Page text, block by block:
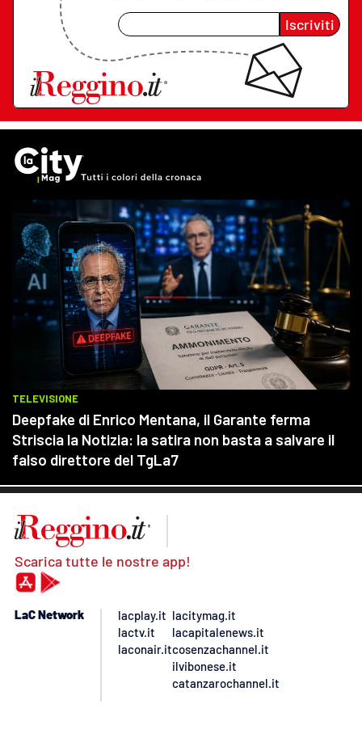
Iscriviti
Scarica tutte le nostre app!
LaC Network
lacplay.it
lactv.it
laconair.it
lacitymag.it
lacapitalenews.it
cosenzachannel.it
ilvibonese.it
catanzarochannel.it